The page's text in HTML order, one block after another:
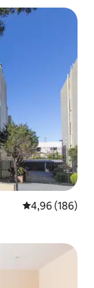
Средна
4,96 (186)